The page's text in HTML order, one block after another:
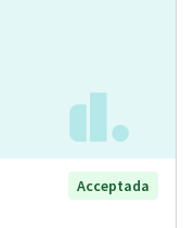
Acceptada